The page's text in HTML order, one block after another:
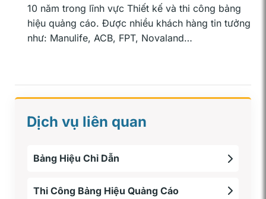
10 năm trong lĩnh vực Thiết kế và thi công bảng
hiệu quảng cáo. Được nhiều khách hàng tin tưởng
như: Manulife, ACB, FPT, Novaland…
Dịch vụ liên quan
Bảng Hiệu Chỉ Dẫn
Thi Công Bảng Hiệu Quảng Cáo